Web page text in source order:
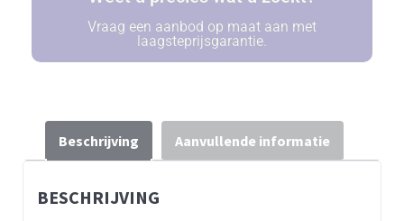
Vraag een aanbod op maat aan met
laagsteprijsgarantie.
Beschrijving Aanvullende informatie
BESCHRIJVING